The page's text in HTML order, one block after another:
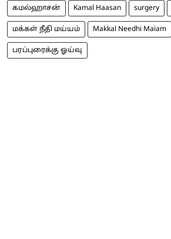
கமல்ஹாசன் Kamal Haasan surgery
மக்கள் நீதி மய்யம் Makkal Needhi Maiam
பரப்புரைக்கு ஓய்வு